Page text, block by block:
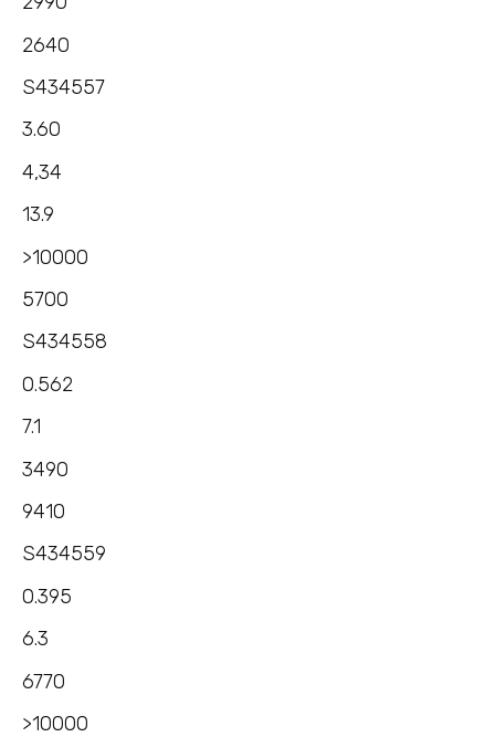
2640
S434557
3.60
4,34
13.9
>10000
5700
S434558
0.562
7.1
3490
9410
S434559
0.395
6.3
6770
>10000